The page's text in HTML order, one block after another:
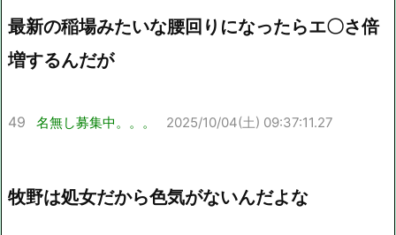
最新の稲場みたいな腰回りになったらエ〇さ倍
増するんだが
49 名無し募集中。。。 2025/10/04(土) 09:37:11.27
牧野は処女だから色気がないんだよな